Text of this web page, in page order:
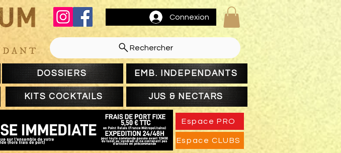
Connexion
Rechercher
DOSSIERS EMB. INDEPENDANTS
KITS COCKTAILS JUS & NECTARS
Espace PRO
Espace CLUBS